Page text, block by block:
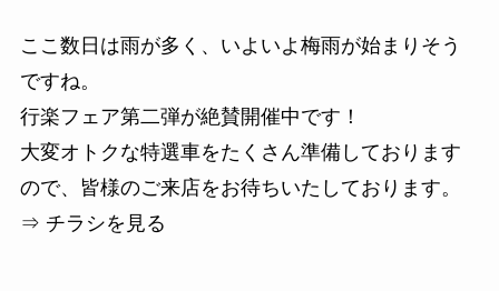
ここ数日は雨が多く、いよいよ梅雨が始まりそう
ですね。
行楽フェア第二弾が絶賛開催中です！
大変オトクな特選車をたくさん準備しております
ので、皆様のご来店をお待ちいたしております。
⇒ チラシを見る